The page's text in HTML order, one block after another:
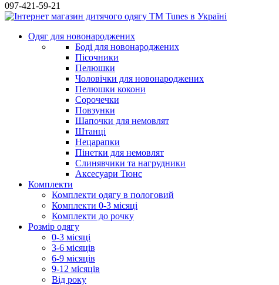
097-421-59-21
Одяг для новонароджених
Боді для новонароджених
Пісочники
Пелюшки
Чоловічки для новонароджених
Пелюшки кокони
Сорочечки
Повзунки
Шапочки для немовлят
Штанці
Нецарапки
Пінетки для немовлят
Слинявчики та нагрудники
Аксесуари Тюнс
Комплекти
Комплекти одягу в пологовий
Комплекти 0-3 місяці
Комплекти до рочку
Розмір одягу
0-3 місяці
3-6 місяців
6-9 місяців
9-12 місяців
Від року